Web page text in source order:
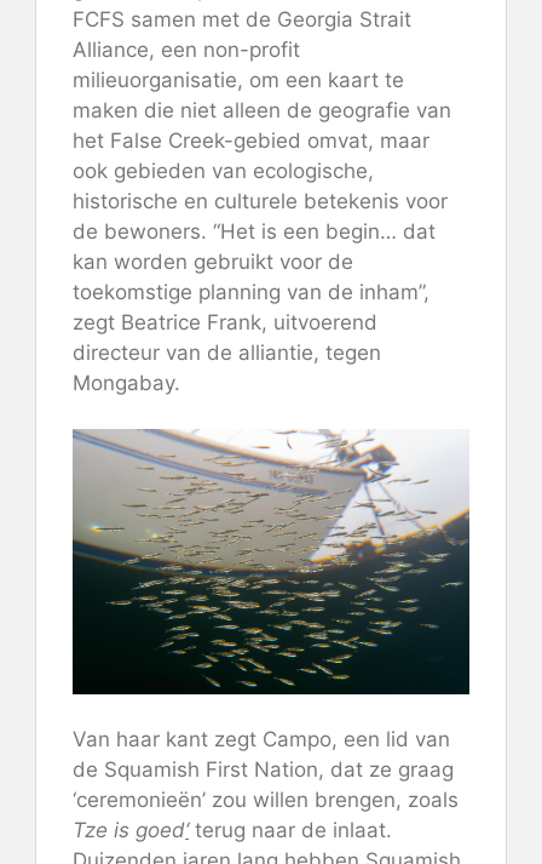
FCFS samen met de Georgia Strait
Alliance, een non-profit
milieuorganisatie, om een ​​kaart te
maken die niet alleen de geografie van
het False Creek-gebied omvat, maar
ook gebieden van ecologische,
historische en culturele betekenis voor
de bewoners. “Het is een begin… dat
kan worden gebruikt voor de
toekomstige planning van de inham”,
zegt Beatrice Frank, uitvoerend
directeur van de alliantie, tegen
Mongabay.
Van haar kant zegt Campo, een lid van
de Squamish First Nation, dat ze graag
‘ceremonieën’ zou willen brengen, zoals
Tze is goed‘terug naar de inlaat.